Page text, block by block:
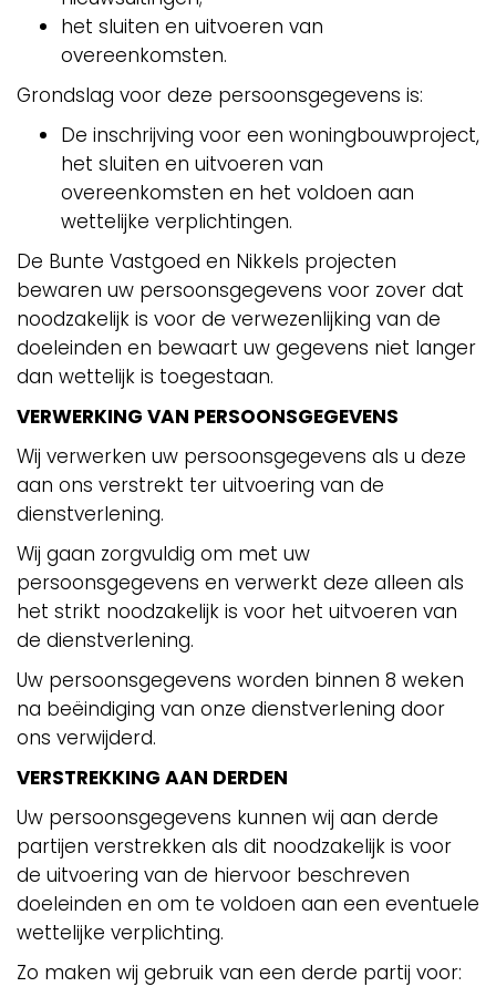
het sluiten en uitvoeren van
overeenkomsten.
Grondslag voor deze persoonsgegevens is:
De inschrijving voor een woningbouwproject,
het sluiten en uitvoeren van
overeenkomsten en het voldoen aan
wettelijke verplichtingen.
De Bunte Vastgoed en Nikkels projecten
bewaren uw persoonsgegevens voor zover dat
noodzakelijk is voor de verwezenlijking van de
doeleinden en bewaart uw gegevens niet langer
dan wettelijk is toegestaan.
VERWERKING VAN PERSOONSGEGEVENS
Wij verwerken uw persoonsgegevens als u deze
aan ons verstrekt ter uitvoering van de
dienstverlening.
Wij gaan zorgvuldig om met uw
persoonsgegevens en verwerkt deze alleen als
het strikt noodzakelijk is voor het uitvoeren van
de dienstverlening.
Uw persoonsgegevens worden binnen 8 weken
na beëindiging van onze dienstverlening door
ons verwijderd.
VERSTREKKING AAN DERDEN
Uw persoonsgegevens kunnen wij aan derde
partijen verstrekken als dit noodzakelijk is voor
de uitvoering van de hiervoor beschreven
doeleinden en om te voldoen aan een eventuele
wettelijke verplichting.
Zo maken wij gebruik van een derde partij voor: